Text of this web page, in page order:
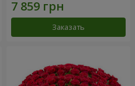
Заказать